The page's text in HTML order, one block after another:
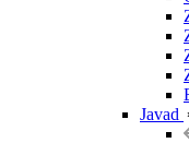
Javad